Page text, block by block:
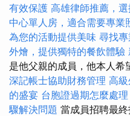
有效保護 高雄律師推薦，
中心單人房，適合需要專業
為您的活動提供美味 尋找
外燴，提供獨特的餐飲體驗
是他父親的成員，他本人希
深記帳士協助財務管理 高
的盛宴 台胞證過期怎麼處理
驟解決問題 當成員招聘最